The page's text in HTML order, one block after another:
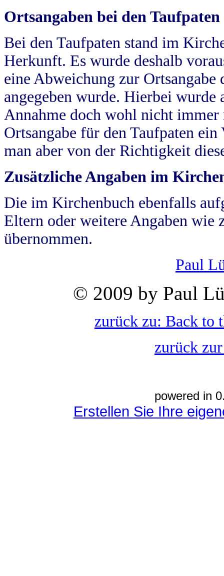
Ortsangaben bei den Taufpaten
Bei den Taufpaten stand im
Herkunft. Es wurde deshalb
eine Abweichung zur
angegeben wurde. Hierbei wurde
Annahme doch wohl nicht
Ortsangabe für den Taufpaten
man aber von der Richtigkeit
Zusätzliche Angaben im
Die im Kirchenbuch ebenfalls
Eltern oder weitere Angaben wie
übernommen.
Paul
© 2009 by Paul
zurück zu: Back to
zurück
powered in
Erstellen Sie Ihre